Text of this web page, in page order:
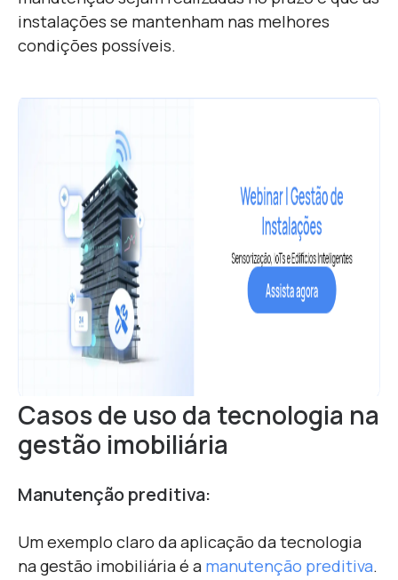
instalações se mantenham nas melhores
condições possíveis.
Casos de uso da tecnologia na
gestão imobiliária
Manutenção preditiva:
Um exemplo claro da aplicação da tecnologia
na gestão imobiliária é a manutenção preditiva.